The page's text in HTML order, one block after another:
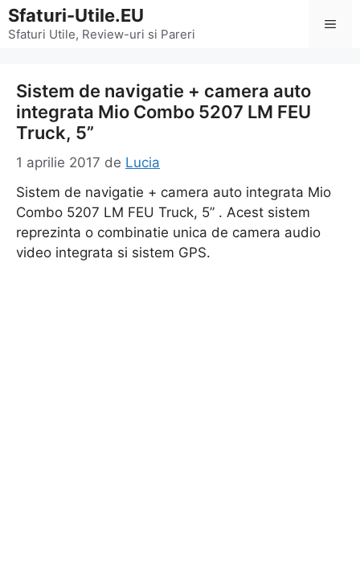
Sari
la
Sfaturi-Utile.EU
Sfaturi Utile, Review-uri si Pareri
Sistem de navigatie + camera auto
integrata Mio Combo 5207 LM FEU
Truck, 5”
1 aprilie 2017 de Lucia
Sistem de navigatie + camera auto integrata Mio
Combo 5207 LM FEU Truck, 5” . Acest sistem
reprezinta o combinatie unica de camera audio
video integrata si sistem GPS.